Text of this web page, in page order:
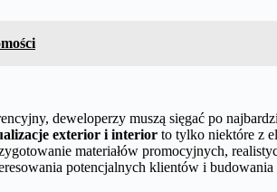
deweloperzy muszą sięgać po
exterior i interior to tylko niektóre z
materiałów promocyjnych,
potencjalnych klientów i budowania